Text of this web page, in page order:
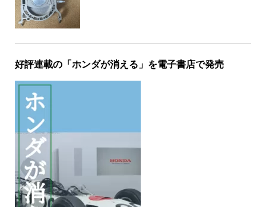
好評連載の「ホンダが消える」を電子書店で発売